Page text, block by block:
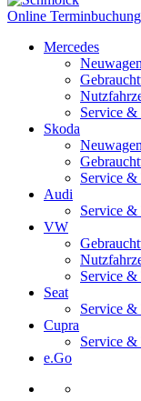
Online Terminbuchung
Mercedes
Neuwagen
Service &
Skoda
Neuwagen
Service &
Audi
Service &
VW
Service &
Seat
Service &
Cupra
Service &
e.Go